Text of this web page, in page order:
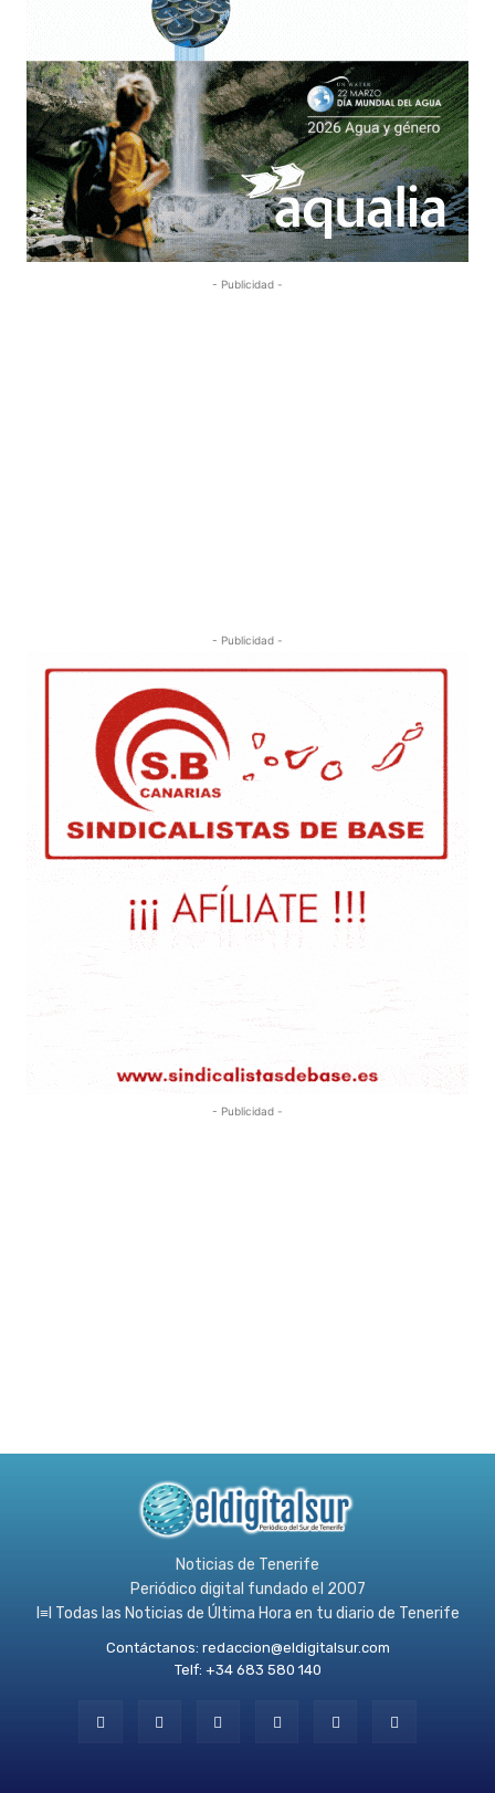
- Publicidad -
- Publicidad -
- Publicidad -
Noticias de Tenerife
Periódico digital fundado el 2007
l≡l Todas las Noticias de Última Hora en tu diario de Tenerife
Contáctanos: redaccion@eldigitalsur.com
Telf: +34 683 580 140